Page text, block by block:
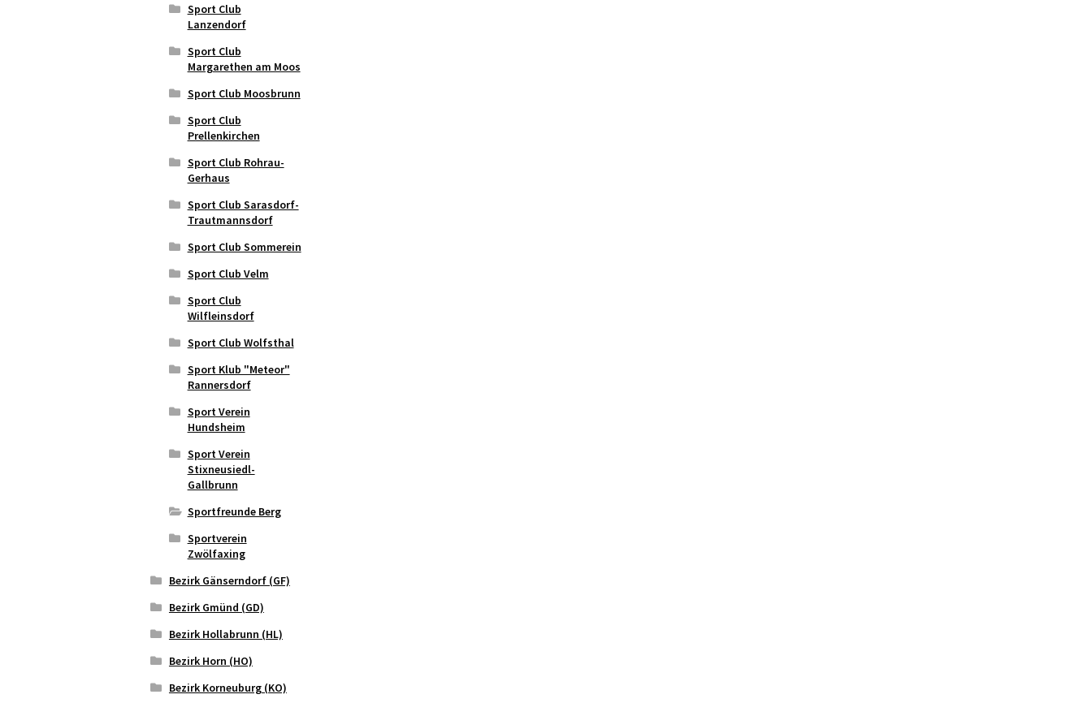
Sport Club
Lanzendorf
Sport Club
Margarethen am Moos
Sport Club Moosbrunn
Sport Club
Prellenkirchen
Sport Club Rohrau-
Gerhaus
Sport Club Sarasdorf-
Trautmannsdorf
Sport Club Sommerein
Sport Club Velm
Sport Club
Wilfleinsdorf
Sport Club Wolfsthal
Sport Klub "Meteor"
Rannersdorf
Sport Verein
Hundsheim
Sport Verein
Stixneusiedl-
Gallbrunn
Sportfreunde Berg
Sportverein
Zwölfaxing
Bezirk Gänserndorf (GF)
Bezirk Gmünd (GD)
Bezirk Hollabrunn (HL)
Bezirk Horn (HO)
Bezirk Korneuburg (KO)